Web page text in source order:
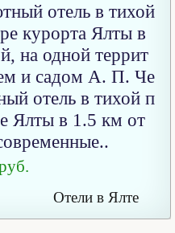
отель в тихой
курорта Ялты в
на одной террит
и садом А. П. Че
отель в тихой п
Ялты в 1.5 км от
Отели в Ялте